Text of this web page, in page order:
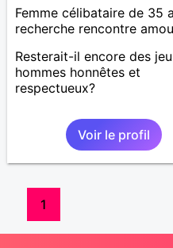
Femme célibataire de 35
recherche rencontre
Resterait-il encore des
hommes honnêtes et
respectueux?
Voir le profil
1